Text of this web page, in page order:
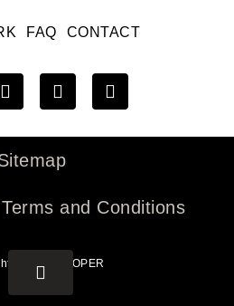
FAQ CONTACT
© 2026 PROPER
Terms and Conditions